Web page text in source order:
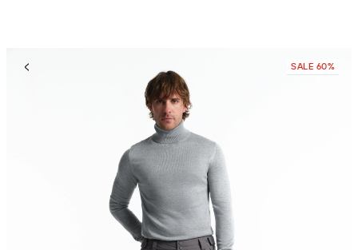
SALE 60%